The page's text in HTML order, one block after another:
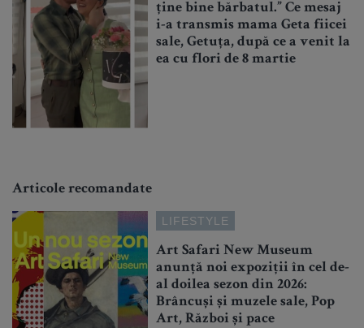
ține bine bărbatul.” Ce mesaj
i-a transmis mama Geta fiicei
sale, Getuța, după ce a venit la
ea cu flori de 8 martie
Articole recomandate
LIFESTYLE
Art Safari New Museum
anunță noi expoziții în cel de-
al doilea sezon din 2026:
Brâncuși și muzele sale, Pop
Art, Război și pace